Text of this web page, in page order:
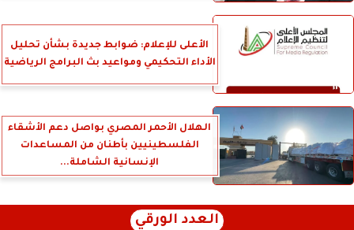
الأعلى للإعلام: ضوابط جديدة بشأن تحليل
الأداء التحكيمي ومواعيد بث البرامج الرياضية
الهلال الأحمر المصري بواصل دعم الأشقاء
الفلسطينيين بأطنان من المساعدات
الإنسانية الشاملة...
العدد الورقي